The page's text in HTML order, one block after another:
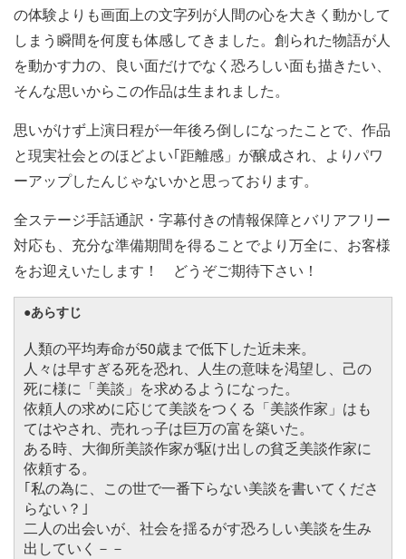
の体験よりも画面上の文字列が人間の心を大きく動かして
しまう瞬間を何度も体感してきました。創られた物語が人
を動かす力の、良い面だけでなく恐ろしい面も描きたい、
そんな思いからこの作品は生まれました。
思いがけず上演日程が一年後ろ倒しになったことで、作品
と現実社会とのほどよい｢距離感」が醸成され、よりパワ
ーアップしたんじゃないかと思っております。
全ステージ手話通訳・字幕付きの情報保障とバリアフリー
対応も、充分な準備期間を得ることでより万全に、お客様
をお迎えいたします！ どうぞご期待下さい！
●あらすじ
人類の平均寿命が50歳まで低下した近未来。
人々は早すぎる死を恐れ、人生の意味を渇望し、己の
死に様に「美談」を求めるようになった。
依頼人の求めに応じて美談をつくる「美談作家」はも
てはやされ、売れっ子は巨万の富を築いた。
ある時、大御所美談作家が駆け出しの貧乏美談作家に
依頼する。
｢私の為に、この世で一番下らない美談を書いてくださ
らない？｣
二人の出会いが、社会を揺るがす恐ろしい美談を生み
出していく－－